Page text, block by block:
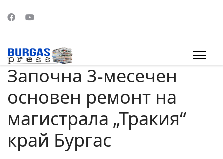
Започна 3-месечен
основен ремонт на
магистрала „Тракия“
край Бургас